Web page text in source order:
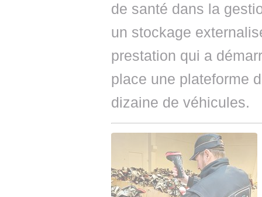
de santé dans la
un stockage
prestation qui a
place une plateforme
dizaine de véhicules.